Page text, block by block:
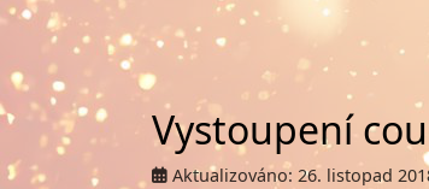
Vystoupení
Aktualizováno: 26. listopad